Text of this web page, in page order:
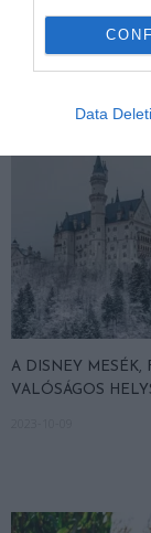
Data
AMIKET NEM
KIHAGYNI!
A DISNEY MESÉK,
VALÓSÁGOS